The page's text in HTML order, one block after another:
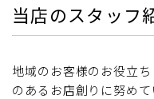
当店のスタッフ
地域のお客様のお役立
のあるお店創りに努めて